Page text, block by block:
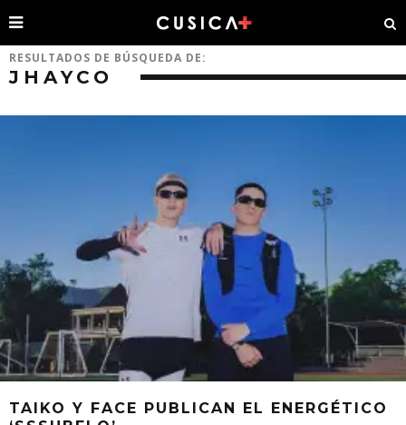
RESULTADOS DE BÚSQUEDA DE:
JHAYCO
TAIKO Y FACE PUBLICAN EL ENERGÉTICO